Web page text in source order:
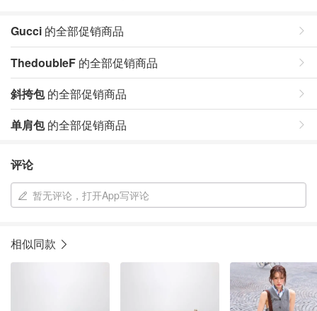
Gucci 的全部促销商品
ThedoubleF 的全部促销商品
斜挎包的全部促销商品
单肩包的全部促销商品
评论
暂无评论，打开App写评论
相似同款